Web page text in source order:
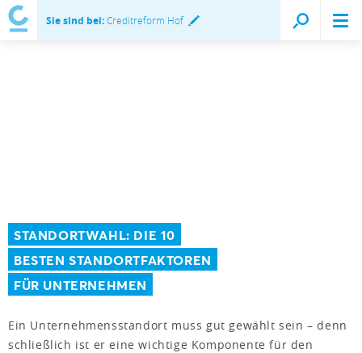
Sie sind bei:Creditreform Hof
STANDORTWAHL: DIE 10
BESTEN STANDORTFAKTOREN
FÜR UNTERNEHMEN
Ein Unternehmensstandort muss gut gewählt sein – denn
schließlich ist er eine wichtige Komponente für den